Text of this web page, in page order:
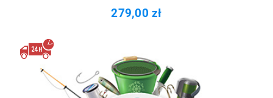
279,00 zł